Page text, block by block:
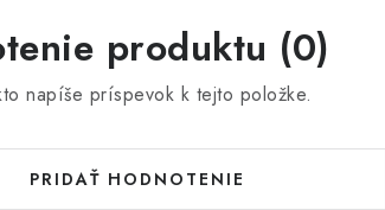
produktu (0)
napíše príspevok k tejto položke.
PRIDAŤ HODNOTENIE